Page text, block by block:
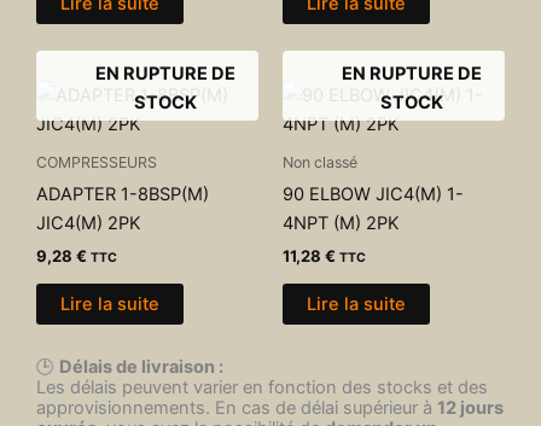
EN RUPTURE DE
STOCK
COMPRESSEURS
ADAPTER 1-8BSP(M)
JIC4(M) 2PK
9,28 € TTC
Lire la suite
EN RUPTURE DE
STOCK
Non classé
90 ELBOW JIC4(M) 1-
4NPT (M) 2PK
11,28 € TTC
Lire la suite
🕒 Délais de livraison :
Les délais peuvent varier en fonction des stocks et des
approvisionnements. En cas de délai supérieur à 12 jours